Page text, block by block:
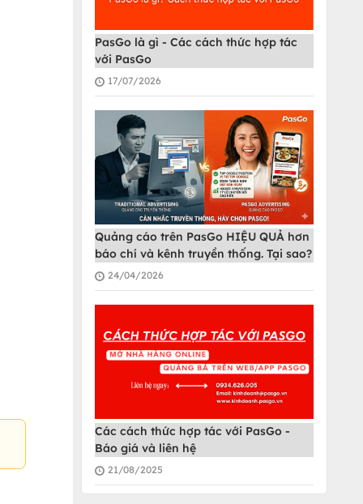
PasGo là gì - Các cách thức hợp tác
với PasGo
17/07/2026
Quảng cáo trên PasGo HIỆU QUẢ hơn
báo chí và kênh truyền thống. Tại sao?
24/04/2026
Các cách thức hợp tác với PasGo -
Báo giá và liên hệ
21/08/2025